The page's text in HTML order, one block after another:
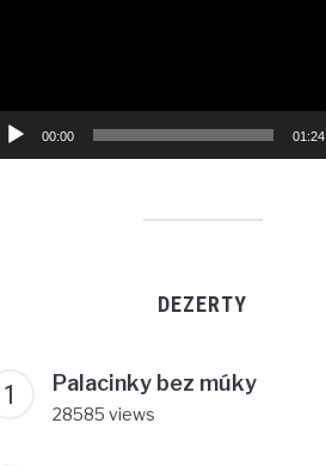
00:00 01:24
DEZERTY
Palacinky bez múky
28585 views